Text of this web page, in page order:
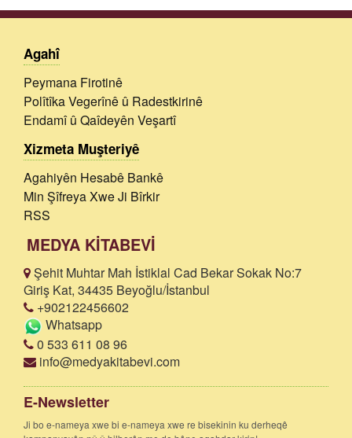
Agahî
Peymana Firotinê
Polîtîka Vegerînê û Radestkirinê
Endamî û Qaîdeyên Veşartî
Xizmeta Muşteriyê
Agahiyên Hesabê Bankê
Min Şîfreya Xwe Ji Bîrkir
RSS
MEDYA KİTABEVİ
Şehit Muhtar Mah İstiklal Cad Bekar Sokak No:7
Giriş Kat, 34435 Beyoğlu/İstanbul
+902122456602
Whatsapp
0 533 611 08 96
info@medyakitabevi.com
E-Newsletter
Ji bo e-nameya xwe bi e-nameya xwe re bisekinin ku derheqê